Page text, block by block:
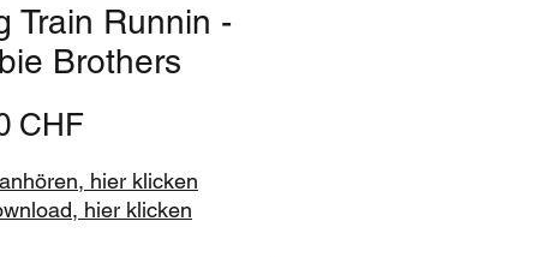
Train Runnin -
Brothers
CHFPrezzo
hier klicken
hier klicken